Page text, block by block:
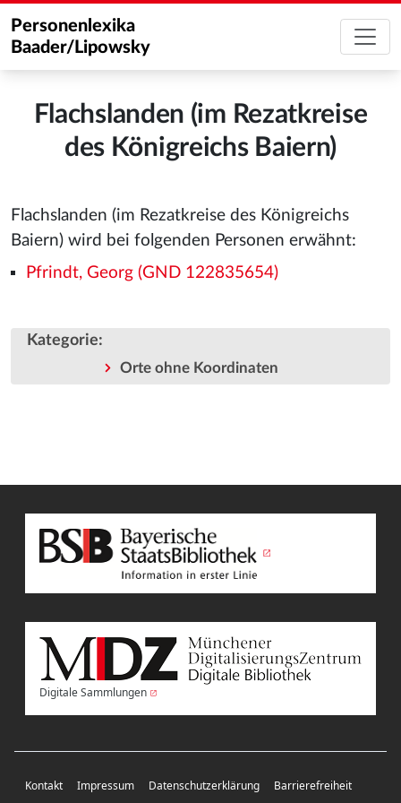
Personenlexika
Baader/Lipowsky
Flachslanden (im Rezatkreise
des Königreichs Baiern)
Flachslanden (im Rezatkreise des Königreichs
Baiern) wird bei folgenden Personen erwähnt:
Pfrindt, Georg (GND 122835654)
Kategorie:
Orte ohne Koordinaten
Digitale Sammlungen
Kontakt Impressum Datenschutzerklärung Barrierefreiheit